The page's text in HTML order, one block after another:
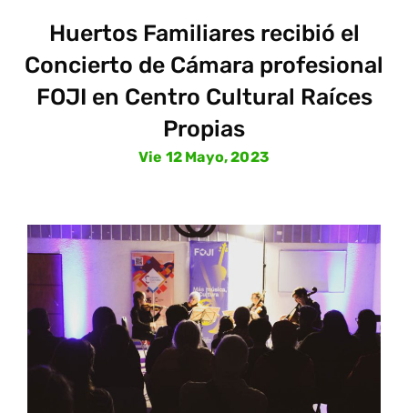
Huertos Familiares recibió el
Concierto de Cámara profesional
FOJI en Centro Cultural Raíces
Propias
Vie 12 Mayo, 2023